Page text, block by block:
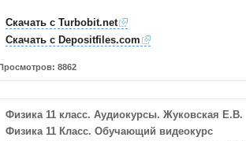
Скачать с Turbobit.net
Скачать с Depositfiles.com
8862
Физика 11 класс. Аудиокурсы. Жуковская Е.В.
Физика 11 Класс. Обучающий видеокурс